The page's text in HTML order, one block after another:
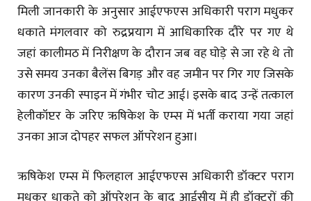
मिली जानकारी के अनुसार आईएफएस अधिकारी पराग मधुकर
धकाते मंगलवार को रुद्रप्रयाग में आधिकारिक दौरे पर गए थे
जहां कालीमठ में निरीक्षण के दौरान जब वह घोड़े से जा रहे थे तो
उसे समय उनका बैलेंस बिगड़ और वह जमीन पर गिर गए जिसके
कारण उनकी स्पाइन में गंभीर चोट आई। इसके बाद उन्हें तत्काल
हेलीकॉप्टर के जरिए ऋषिकेश के एम्स में भर्ती कराया गया जहां
उनका आज दोपहर सफल ऑपरेशन हुआ।
ऋषिकेश एम्स में फिलहाल आईएफएस अधिकारी डॉक्टर पराग